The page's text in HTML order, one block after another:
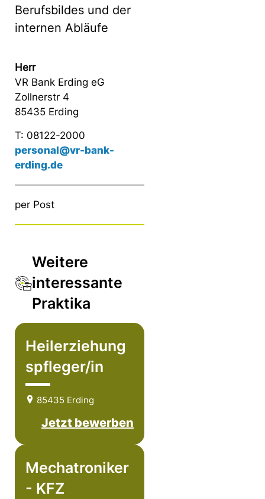
Berufsbildes und der
internen Abläufe
Herr
VR Bank Erding eG
Zollnerstr 4
85435 Erding
T: 08122-2000
personal@vr-bank-
erding.de
per Post
Weitere
interessante
Praktika
Heilerziehung
spfleger/in
85435 Erding
Jetzt bewerben
Mechatroniker
- KFZ